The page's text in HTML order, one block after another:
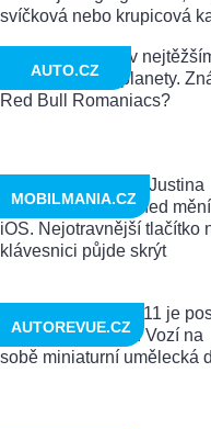
AUTO.CZ
MOBILMANIA.CZ
AUTOREVUE.CZ